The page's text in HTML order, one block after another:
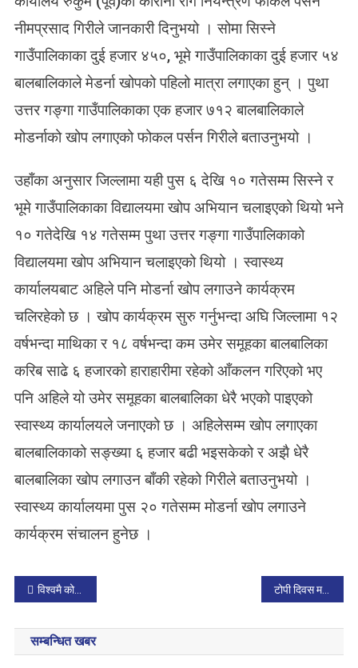
ई
प
नीमप्रसाद गिरीले जानकारी दिनुभयो । सोमा सिस्ने
गाउँपालिकाका दुई हजार ४५०, भूमे गाउँपालिकाका दुई हजार ५४
बालबालिकाले मेडर्ना खोपको पहिलो मात्रा लगाएका हुन् । पुथा
उत्तर गङ्गा गाउँपालिकाका एक हजार ७१२ बालबालिकाले
मोडर्नाको खोप लगाएको फोकल पर्सन गिरीले बताउनुभयो ।
उहाँका अनुसार जिल्लामा यही पुस ६ देखि १० गतेसम्म सिस्ने र
भूमे गाउँपालिकाका विद्यालयमा खोप अभियान चलाइएको थियो भने
१० गतेदेखि १४ गतेसम्म पुथा उत्तर गङ्गा गाउँपालिकाको
विद्यालयमा खोप अभियान चलाइएको थियो । स्वास्थ्य
कार्यालयबाट अहिले पनि मोडर्ना खोप लगाउने कार्यक्रम
चलिरहेको छ । खोप कार्यक्रम सुरु गर्नुभन्दा अघि जिल्लामा १२
वर्षभन्दा माथिका र १८ वर्षभन्दा कम उमेर समूहका बालबालिका
करिब साढे ६ हजारको हाराहारीमा रहेको आँकलन गरिएको भए
पनि अहिले यो उमेर समूहका बालबालिका धेरै भएको पाइएको
स्वास्थ्य कार्यालयले जनाएको छ । अहिलेसम्म खोप लगाएका
बालबालिकाको सङ्ख्या ६ हजार बढी भइसकेको र अझै धेरै
बालबालिका खोप लगाउन बाँकी रहेको गिरीले बताउनुभयो ।
स्वास्थ्य कार्यालयमा पुस २० गतेसम्म मोडर्ना खोप लगाउने
कार्यक्रम संचालन हुनेछ ।
P
o
s
विश्वमै कोभिड संक्रमणको आँधी आउने संकेत : डब्लुएचओ टोपी दिवस मनाइँदै
सम्बन्धित खबर